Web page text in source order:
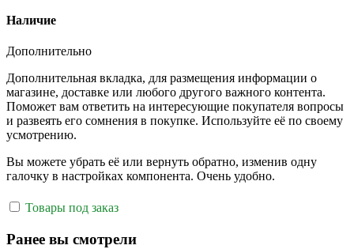
Наличие
Дополнительно
Дополнительная вкладка, для размещения информации о
магазине, доставке или любого другого важного контента.
Поможет вам ответить на интересующие покупателя вопросы
и развеять его сомнения в покупке. Используйте её по своему
усмотрению.
Вы можете убрать её или вернуть обратно, изменив одну
галочку в настройках компонента. Очень удобно.
Товары под заказ
Ранее вы смотрели